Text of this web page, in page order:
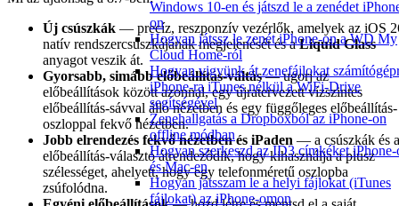
Windows 10-en és játszd le a zenédet
on
Hogyan játssz le zenét iPhone-on a WD My
Cloud Home-ról
Hogyan vigyünk át zenefájlokat
iPhone-ra iTunes nélkül a WiFi-Drive
segítségével
Zenehallgatás a Dropboxból az iPhone-on
offline módban
Hogyan szerkeszd az ID3 címkéket iPhone-
és Mac-en
Hogyan játsszam le a helyi fájlokat (iTunes
fájlokat) az iPhone-omon
Új csúszkák — precíz, reszponzív vezérlők, amelyek az iOS
natív rendszercsúszkájának megjelenését és aLiquid Glass
anyagot veszik át.
Gyorsabb, simább előbeállítás-váltás— ugorj az
előbeállítások között azonnal, egy újratervezett vízszintes
előbeállítás-sávval álló nézetben és egy függőleges előbeállítás-
oszloppal fekvő nézetben.
Jobb elrendezés fekvő nézetben és iPaden — a csúszkák és
előbeállítás-választó átrendeződik, hogy kihasználja a plusz
szélességet, ahelyett, hogy egy telefonméretű oszlopba
zsúfolódna.